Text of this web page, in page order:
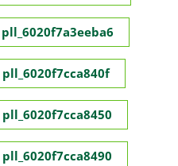
pll_6020f7a3eeba6
pll_6020f7cca840f
pll_6020f7cca8450
pll_6020f7cca8490